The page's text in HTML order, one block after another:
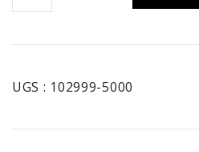
SINGLE-
UGS : 102999-5000